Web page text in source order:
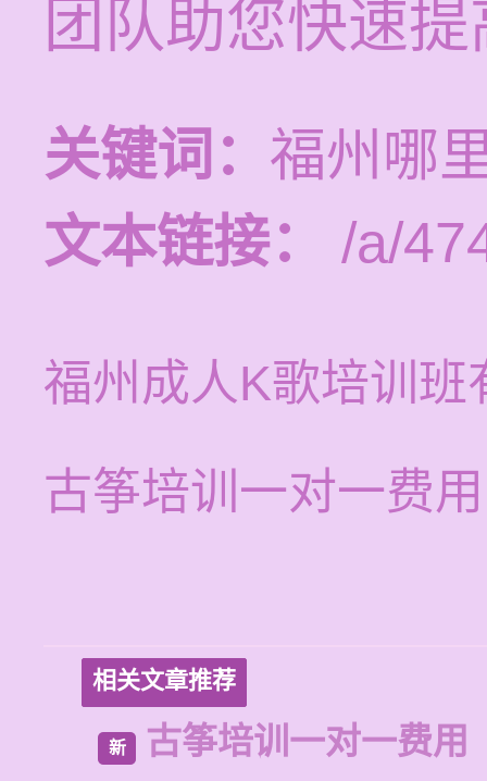
团队助您快速
关键词： 福州哪
文本链接：
/a/
福州成人K歌培训班
古筝培训一对一费用
相关文章推荐
新 古筝培训一对一费用